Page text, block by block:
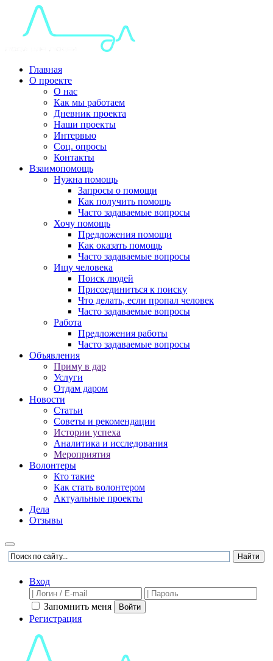
Главная
О проекте
О нас
Как мы работаем
Дневник проекта
Наши проекты
Интервью
Соц. опросы
Контакты
Взаимопомощь
Нужна помощь
Запросы о помощи
Как получить помощь
Часто задаваемые вопросы
Хочу помощь
Предложения помощи
Как оказать помощь
Часто задаваемые вопросы
Ищу человека
Поиск людей
Присоединиться к поиску
Что делать, если пропал человек
Часто задаваемые вопросы
Работа
Предложения работы
Часто задаваемые вопросы
Объявления
Приму в дар
Услуги
Отдам даром
Новости
Статьи
Советы и рекомендации
Истории успеха
Аналитика и исследования
Мероприятия
Волонтеры
Кто такие
Как стать волонтером
Актуальные проекты
Дела
Отзывы
Вход
Запомнить меня Войти
Регистрация